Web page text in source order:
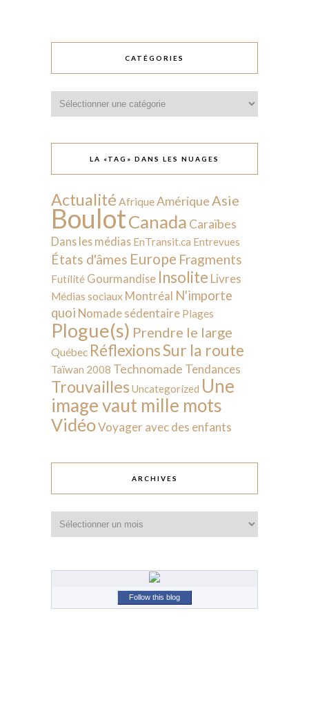
CATÉGORIES
LA «TAG» DANS LES NUAGES
Actualité AfriqueAmérique Asie
BoulotCanada Caraïbes
Dans les médias EnTransit.ca Entrevues
États d'âmes Europe Fragments
Futilité Gourmandise Insolite Livres
Médias sociaux Montréal N'importe
quoi Nomade sédentaire Plages
Plogue(s) Prendre le large
Québec RéflexionsSur la route
Taïwan 2008 Technomade Tendances
Trouvailles Uncategorized Une
image vaut mille mots
VidéoVoyager avec des enfants
ARCHIVES
Follow this blog